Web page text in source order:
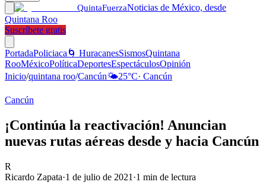
QuintaFuerzaNoticias de México, desde
Quintana Roo
Suscríbete gratis
PortadaPoliciaca 🌀 HuracanesSismosQuintana
RooMéxicoPolíticaDeportesEspectáculosOpinión
Inicio/quintana roo/Cancún🌤️25°C· Cancún
Cancún
¡Continúa la reactivación! Anuncian
nuevas rutas aéreas desde y hacia Cancún
R
Ricardo Zapata·1 de julio de 2021 ·1 min de lectura